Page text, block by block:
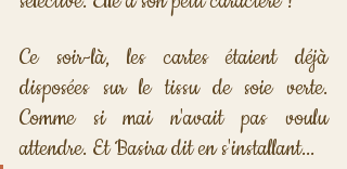
Ce soir-là, les cartes étaient déjà
disposées sur le tissu de soie verte.
Comme si mai n'avait pas voulu
attendre. Et Basira dit en s'installant...